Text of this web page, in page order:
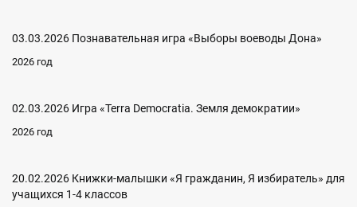
03.03.2026 Познавательная игра «Выборы воеводы Дона»
2026 год
02.03.2026 Игра «Terra Democratia. Земля демократии»
2026 год
20.02.2026 Книжки-малышки «Я гражданин, Я избиратель» для
учащихся 1-4 классов